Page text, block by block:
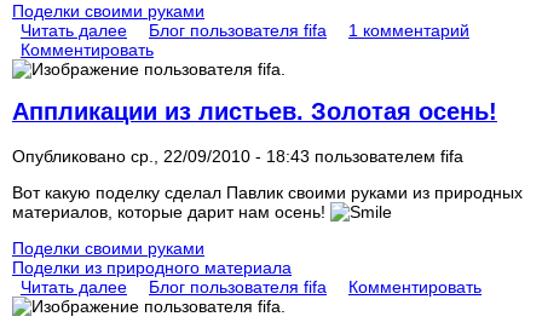
Поделки своими руками
Читать далее
Блог пользователя fifa
1 комментарий
Комментировать
Аппликации из листьев. Золотая осень!
Опубликовано ср., 22/09/2010 - 18:43 пользователем fifa
Вот какую поделку сделал Павлик своими руками из природных
материалов, которые дарит нам осень!
Поделки своими руками
Поделки из природного материала
Читать далее
Блог пользователя fifa Комментировать